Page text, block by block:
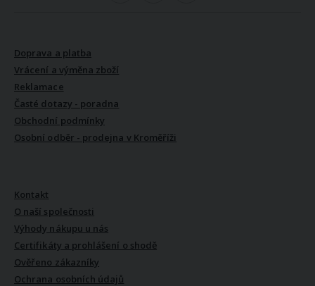
Doprava a platba
Vrácení a výměna zboží
Reklamace
Časté dotazy - poradna
Obchodní podmínky
Osobní odběr - prodejna v Kroměříži
Kontakt
O naší společnosti
Výhody nákupu u nás
Certifikáty a prohlášení o shodě
Ověřeno zákazníky
Ochrana osobních údajů